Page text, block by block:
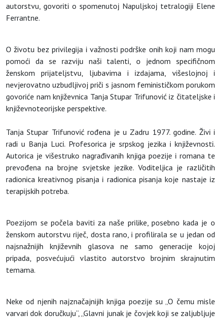
autorstvu, govoriti o spomenutoj Napuljskoj tetralogiji Elene
Ferrantne.
O životu bez privilegija i važnosti podrške onih koji nam mogu
pomoći da se razviju naši talenti, o jednom specifičnom
ženskom prijateljstvu, ljubavima i izdajama, višeslojnoj i
nevjerovatno uzbudljivoj priči s jasnom feminističkom porukom
govoriće nam književnica Tanja Stupar Trifunović iz čitateljske i
književnoteorijske perspektive.
Tanja Stupar Trifunović rođena je u Zadru 1977. godine. Živi i
radi u Banja Luci. Profesorica je srpskog jezika i književnosti.
Autorica je višestruko nagrađivanih knjiga poezije i romana te
prevođena na brojne svjetske jezike. Voditeljica je različitih
radionica kreativnog pisanja i radionica pisanja koje nastaje iz
terapijskih potreba.
Poezijom se počela baviti za naše prilike, posebno kada je o
ženskom autorstvu riječ, dosta rano, i profilirala se u jedan od
najsnažnijih književnih glasova ne samo generacije kojoj
pripada, posvećujući vlastito autorstvo brojnim skrajnutim
temama.
Neke od njenih najznačajnijih knjiga poezije su „O čemu misle
varvari dok doručkuju“, „Glavni junak je čovjek koji se zaljubljuje